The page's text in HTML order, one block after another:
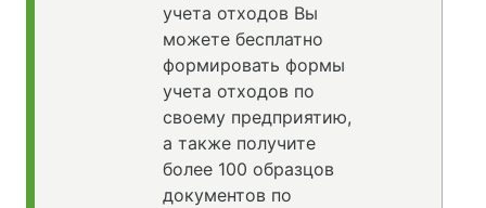
учета отходов Вы
можете бесплатно
формировать формы
учета отходов по
своему предприятию,
а также получите
более 100 образцов
документов по